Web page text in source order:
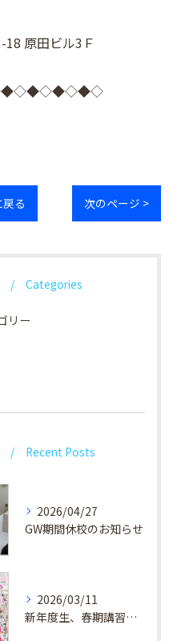
原田ビル3Ｆ
る 次のページ >
Categories
リー
Recent Posts
2026/04/27
GW期間休校のお知らせ
2026/03/11
新年度生、春期講習生 受付中！